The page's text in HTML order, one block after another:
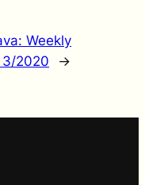
Weekly
3/2020
→